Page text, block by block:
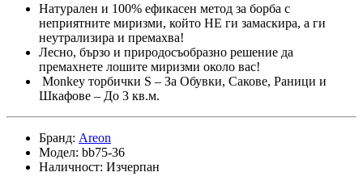
Натурален и 100% ефикасен метод за борба с
неприятните миризми, който НЕ ги замаскира, а ги
неутрализира и премахва!
Лесно, бързо и природосъобразно решение да
премахнете лошите миризми около вас!
Monkey торбички S – За Обувки, Сакове, Раници и
Шкафове – До 3 кв.м.
Бранд: Areon
Модел: bb75-36
Наличност: Изчерпан